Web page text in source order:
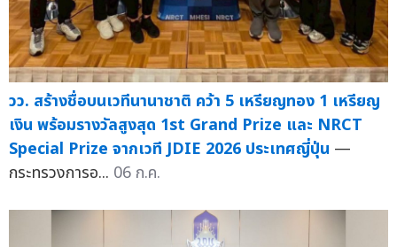
วว. สร้างชื่อบนเวทีนานาชาติ คว้า 5 เหรียญทอง 1 เหรียญ
เงิน พร้อมรางวัลสูงสุด 1st Grand Prize และ NRCT
Special Prize จากเวที JDIE 2026 ประเทศญี่ปุ่น —
กระทรวงการอ... 06 ก.ค.